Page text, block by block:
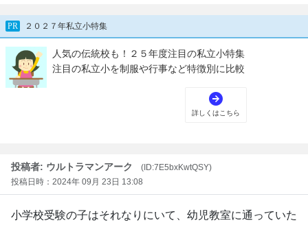
投稿者: ウルトラマンアーク
(ID:7E5bxKwtQSY)
投稿日時：2024年 09月 23日 13:08
小学校受験の子はそれなりにいて、幼児教室に通っていた